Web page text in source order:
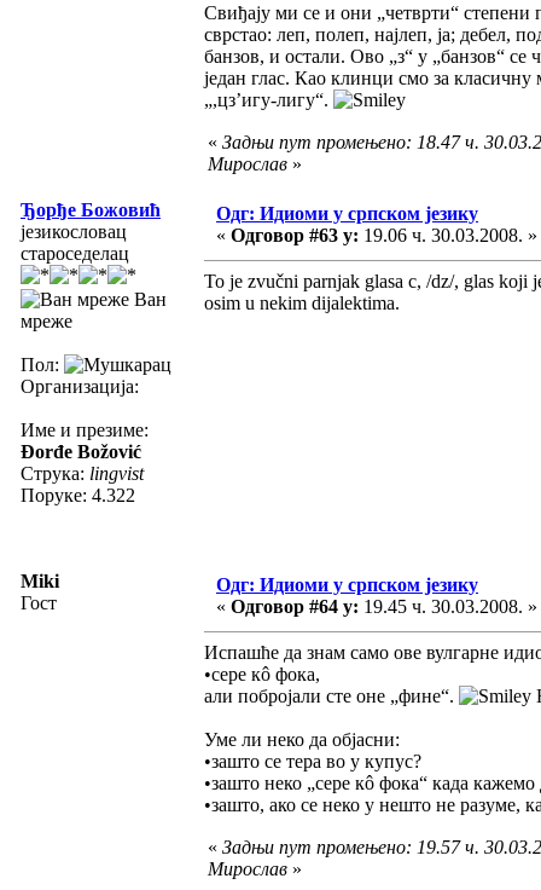
Свиђају ми се и они „четврти“
сврстао: леп, полеп, најлеп, ја; дебел,
банзов, и остали. Ово „з“ у „банзов“ се
један глас. Као клинци смо за
„,цз’игу-лигу“.
« Задњи пут промењено: 18.47 ч.
Мирослав »
Ђорђе Божовић
језикословац
староседелац
Ван
мреже
Пол:
Организација:
Име и презиме:
Đorđe Božović
Струка: lingvist
Поруке: 4.322
Одг: Идиоми у српском језику
« Одговор #63 у: 19.06 ч. 30.03.2008. »
To je zvučni parnjak glasa c, /dz/, glas koji
osim u nekim dijalektima.
Miki
Гост
Одг: Идиоми у српском језику
« Одговор #64 у: 19.45 ч. 30.03.2008. »
Испашће да знам само ове вулгарне
•сере кô фока,
али побројали сте оне „фине“.
Уме ли неко да објасни:
•зашто се тера во у купус?
•зашто неко „сере кô фока“ када
•зашто, ако се неко у нешто не разуме,
« Задњи пут промењено: 19.57 ч.
Мирослав »